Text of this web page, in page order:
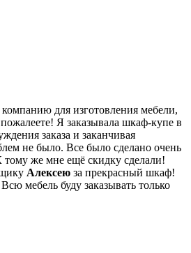
для изготовления мебели,
Я заказывала шкаф-купе в
заказа и заканчивая
не было. Все было сделано очень
тому же мне ещё скидку сделали!
Алексею за прекрасный шкаф!
мебель буду заказывать только